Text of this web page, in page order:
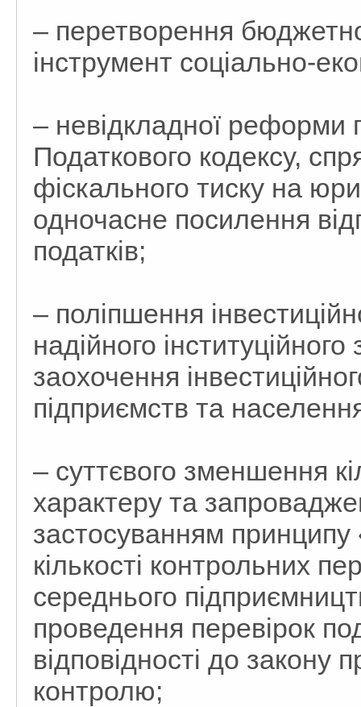
– перетворення
інструмент соціально-
– невідкладної реформи
Податкового кодексу,
фіскального тиску на
одночасне посилення
податків;
– поліпшення
надійного
заохочення
підприємств та
– суттєвого зменшення
характеру та
застосуванням принципу
кількості контрольних
середнього
проведення перевірок
відповідності до закону
контролю;